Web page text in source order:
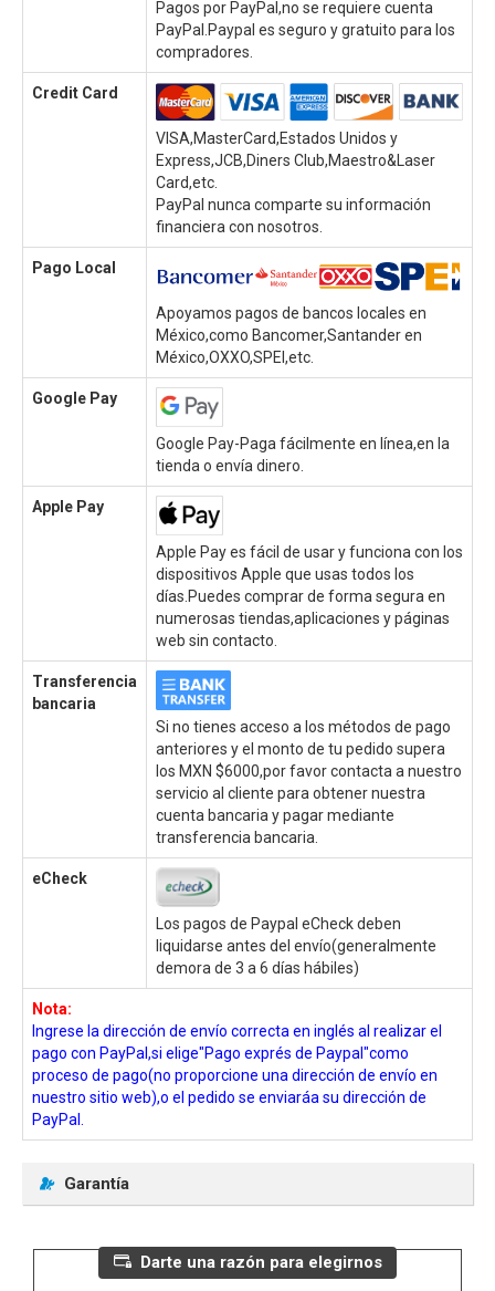
Pagos por PayPal,no se requiere cuenta
PayPal.Paypal es seguro y gratuito para los
compradores.
Credit Card
VISA,MasterCard,Estados Unidos y
Express,JCB,Diners Club,Maestro&Laser
Card,etc.
PayPal nunca comparte su información
financiera con nosotros.
Pago Local
Apoyamos pagos de bancos locales en
México,como Bancomer,Santander en
México,OXXO,SPEI,etc.
Google Pay
Google Pay-Paga fácilmente en línea,en la
tienda o envía dinero.
Apple Pay
Apple Pay es fácil de usar y funciona con los
dispositivos Apple que usas todos los
días.Puedes comprar de forma segura en
numerosas tiendas,aplicaciones y páginas
web sin contacto.
Transferencia
bancaria
Si no tienes acceso a los métodos de pago
anteriores y el monto de tu pedido supera
los MXN $6000,por favor contacta a nuestro
servicio al cliente para obtener nuestra
cuenta bancaria y pagar mediante
transferencia bancaria.
eCheck
Los pagos de Paypal eCheck deben
liquidarse antes del envío(generalmente
demora de 3 a 6 días hábiles)
Nota:
Ingrese la dirección de envío correcta en inglés al realizar el
pago con PayPal,si elige"Pago exprés de Paypal"como
proceso de pago(no proporcione una dirección de envío en
nuestro sitio web),o el pedido se enviaráa su dirección de
PayPal.
Garantía
Darte una razón para elegirnos